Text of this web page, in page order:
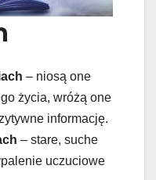
– niosą one
życia, wróżą one
informację.
– stare, suche
uczuciowe